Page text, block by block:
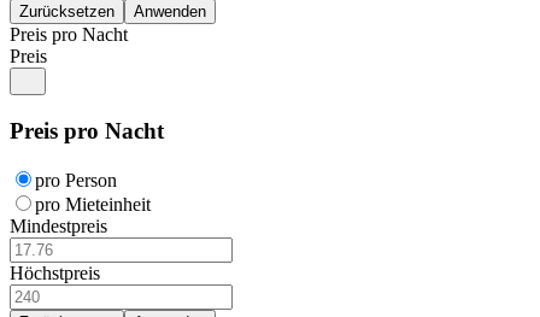
Preis pro Nacht
Preis
Preis pro Nacht
pro Person
pro Mieteinheit
Mindestpreis
Höchstpreis